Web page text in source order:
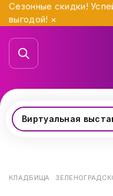
Сезонные скидки!
выгодой! ×
Виртуальная
КЛАДБИЩА